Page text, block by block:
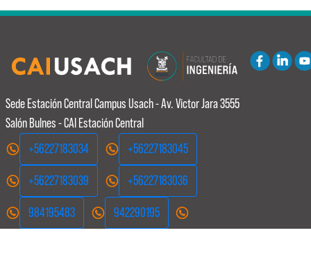
Sede Estación Central Campus Usach - Av. Victor Jara 3555
Salón Bulnes - CAI Estación Central
+56227183034
+56227183045
+56227183039 +56227183036
984195483 942290195